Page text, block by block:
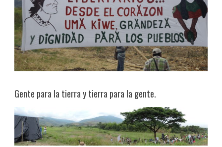
Gente para la tierra y tierra para la gente.